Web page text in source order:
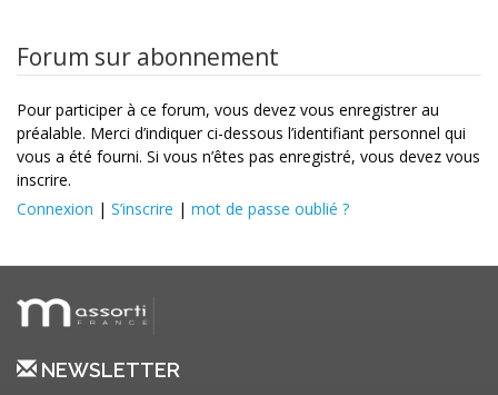
Forum sur abonnement
Pour participer à ce forum, vous devez vous enregistrer au
préalable. Merci d’indiquer ci-dessous l’identifiant personnel qui
vous a été fourni. Si vous n’êtes pas enregistré, vous devez vous
inscrire.
Connexion | S’inscrire | mot de passe oublié ?
NEWSLETTER